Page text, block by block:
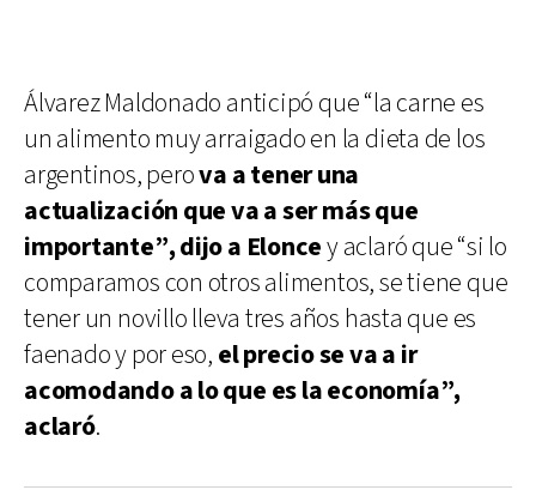
Álvarez Maldonado anticipó que “la carne es
un alimento muy arraigado en la dieta de los
argentinos, perova a tener una
actualización que va a ser más que
importante”, dijo a Eloncey aclaró que “si lo
comparamos con otros alimentos, se tiene que
tener un novillo lleva tres años hasta que es
faenado y por eso, el precio se va a ir
acomodando a lo que es la economía”,
aclaró.